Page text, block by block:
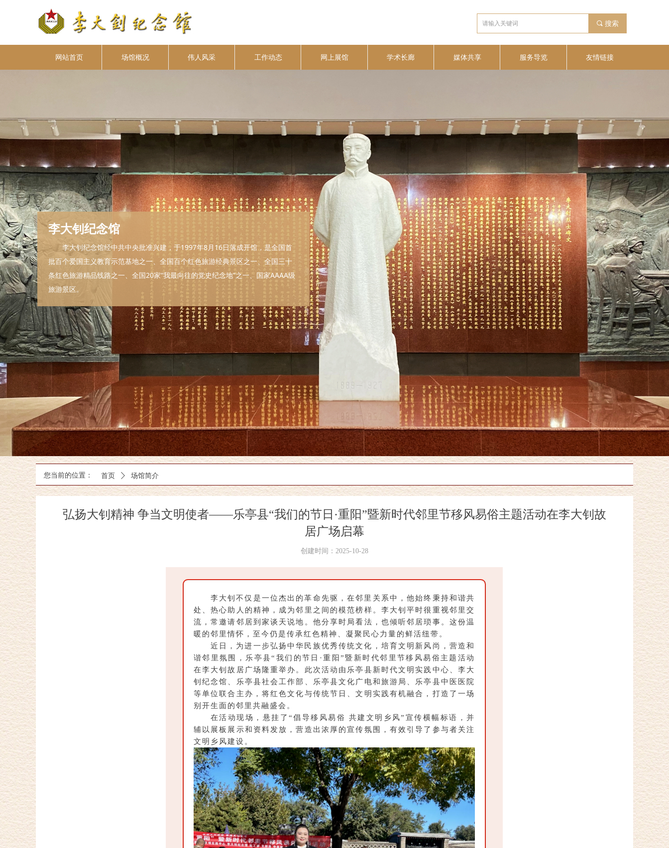
网站首页 场馆概况 伟人风采 工作动态 网上展馆 学术长廊 媒体共享 服务导览 友情链接
끠 搜索
李大钊纪念馆
李大钊纪念馆经中共中央批准兴建，于1997年8月16日落成开馆，是全国首
批百个爱国主义教育示范基地之一、全国百个红色旅游经典景区之一、全国三十
条红色旅游精品线路之一、全国20家“我最向往的党史纪念地”之一、国家AAAA级
旅游景区。
弘扬大钊精神 争当文明使者——乐亭县“我们的节日·重阳”暨新时代邻里节移风易俗主题活动在李大钊故
居广场启幕
李大钊不仅是一位杰出的革命先驱，在邻里关系中，他始终秉持和谐共
处、热心助人的精神，成为邻里之间的模范榜样。李大钊平时很重视邻里交
流，常邀请邻居到家谈天说地。他分享时局看法，也倾听邻居琐事。这份温
暖的邻里情怀，至今仍是传承红色精神、凝聚民心力量的鲜活纽带。
近日，为进一步弘扬中华民族优秀传统文化，培育文明新风尚，营造和
谐邻里氛围，乐亭县“我们的节日·重阳”暨新时代邻里节移风易俗主题活动
在李大钊故居广场隆重举办。此次活动由 乐亭县新时代文明实践中心、李大
钊纪念馆、
乐亭县社会工作部、
乐亭县文化广电和旅游局、乐亭县中医医院
等单位联合主办，将红色文化与传统节日、文明实践有机融合，打造了一场
别开生面的邻里共融盛会。
在活动现场，悬挂了“倡导移风易俗 共建文明乡风”宣传横幅标语，并
辅以展板展示和资料发放，营造出浓厚的宣传氛围，有效引导了参与者关注
文明乡风建设。
创建时间： 2025-10-28
您当前的位置： 首页 ꄲ 场馆简介